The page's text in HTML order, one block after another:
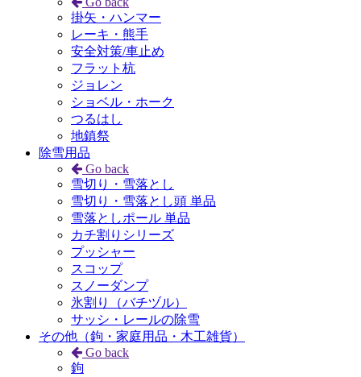
掛矢・ハンマー
レーキ・熊手
安全対策/車止め
フラット杭
ジョレン
ショベル・ホーク
つるはし
地鎮祭
除雪用品
Go back
雪切り・雪落とし
雪切り・雪落とし頭 単品
雪落としポール 単品
カチ割りシリーズ
プッシャー
スコップ
スノーダンプ
氷割り（バチヅル）
サッシ・レールの除雪
その他（鉤・家庭用品・木工雑貨）
Go back
鉤